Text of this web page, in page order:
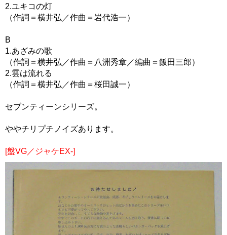
2.ユキコの灯
（作詞＝横井弘／作曲＝岩代浩一）
B
1.あざみの歌
（作詞＝横井弘／作曲＝八洲秀章／編曲＝飯田三郎）
2.雲は流れる
（作詞＝横井弘／作曲＝桜田誠一）
セブンティーンシリーズ。
ややチリプチノイズあります。
[盤VG／ジャケEX-]